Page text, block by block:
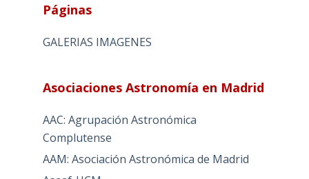
Páginas
GALERIAS IMAGENES
Asociaciones Astronomía en Madrid
AAC: Agrupación Astronómica
Complutense
AAM: Asociación Astronómica de Madrid